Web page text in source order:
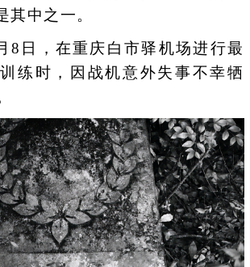
其中之一。
，在重庆白市驿机场进行最
练时，因战机意外失事不幸牺